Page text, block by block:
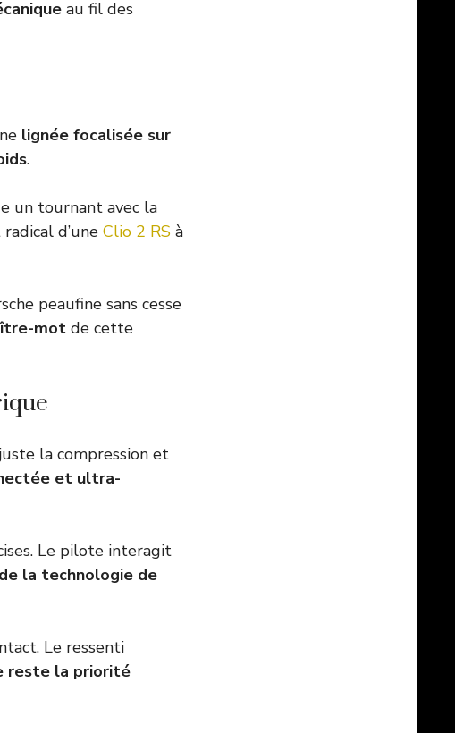
au fil des
lignée focalisée sur
.
un tournant avec la
d’une Clio 2 RS à
peaufine sans cesse
mot de cette
la compression et
et ultra-
Le pilote interagit
la technologie de
Le ressenti
reste la priorité